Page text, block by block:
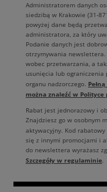
Administratorem danych
siedzibą w Krakowie (31-
powyżej dane będą
administratora, za który
Podanie danych jest
otrzymywania newslettera.
wobec przetwarzania, a
usunięcia lub
organu nadzorczego.
można znaleźć w Polityce
Rabat jest jednorazowy i
Znajdziesz go w osobnym
aktywacyjny. Kod
się z innymi promocjami i
do newslettera wyrażasz
Szczegóły w regulaminie